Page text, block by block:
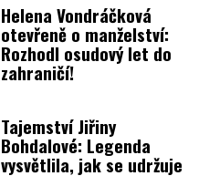
Helena Vondráčková
otevřeně o manželství:
Rozhodl osudový let do
zahraničí!
Tajemství Jiřiny
Bohdalové: Legenda
vysvětlila, jak se udržuje